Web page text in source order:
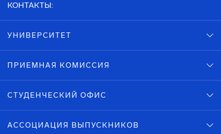
КОНТАКТЫ:
УНИВЕРСИТЕТ
ПРИЕМНАЯ КОМИССИЯ
СТУДЕНЧЕСКИЙ ОФИС
АССОЦИАЦИЯ ВЫПУСКНИКОВ